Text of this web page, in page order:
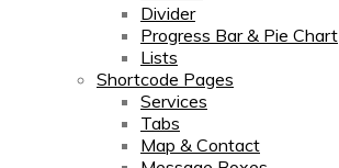
Divider
Progress Bar & Pie Chart
Lists
Shortcode Pages
Services
Tabs
Map & Contact